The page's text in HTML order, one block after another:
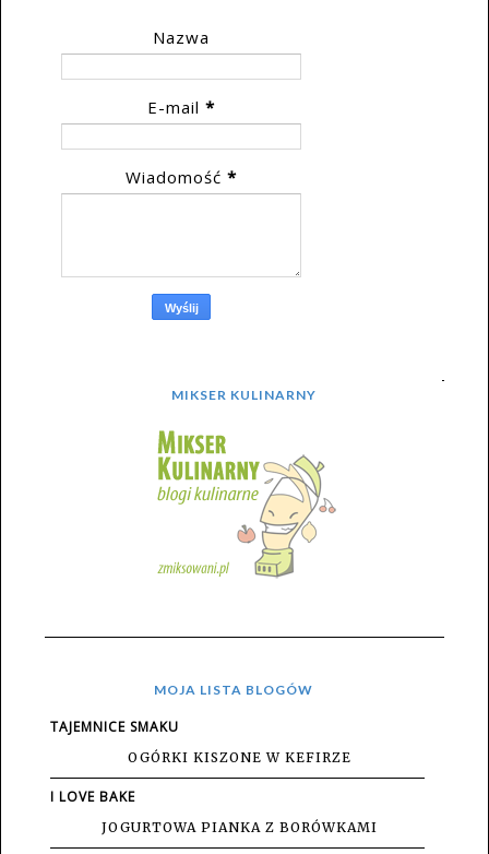
Nazwa
E-mail *
Wiadomość *
MIKSER KULINARNY
MOJA LISTA BLOGÓW
TAJEMNICE SMAKU
OGÓRKI KISZONE W KEFIRZE
I LOVE BAKE
JOGURTOWA PIANKA Z BORÓWKAMI